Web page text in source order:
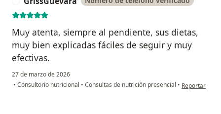
Muy atenta, siempre al pendiente, sus dietas,
muy bien explicadas fáciles de seguir y muy
efectivas.
27 de marzo de 2026
• Consultorio nutricional • Consultas de nutrición presencial • en opinión
Reportar